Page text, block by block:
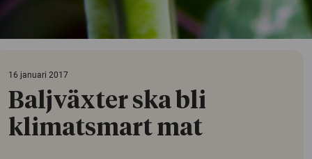
16 januari 2017
Baljväxter ska bli
klimatsmart mat